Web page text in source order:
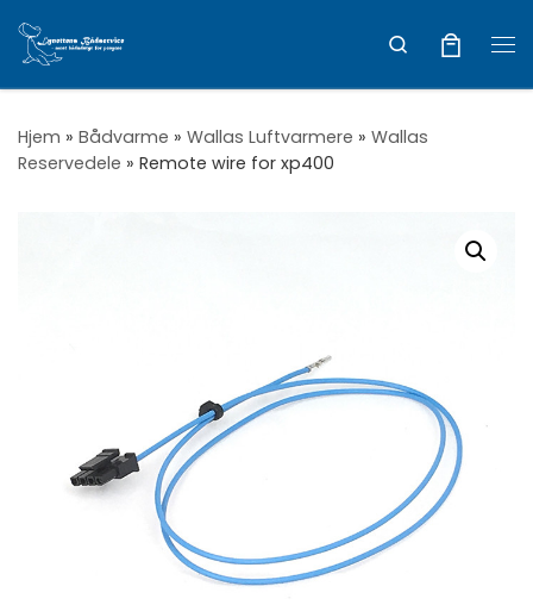
Vis hele indholdet
Search
Hjem » Bådvarme » Wallas Luftvarmere » Wallas
Reservedele » Remote wire for xp400